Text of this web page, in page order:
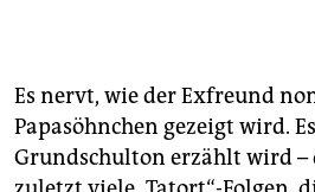
Es nervt, wie der Exfreund
Papasöhnchen gezeigt wird.
Grundschulton erzählt wird –